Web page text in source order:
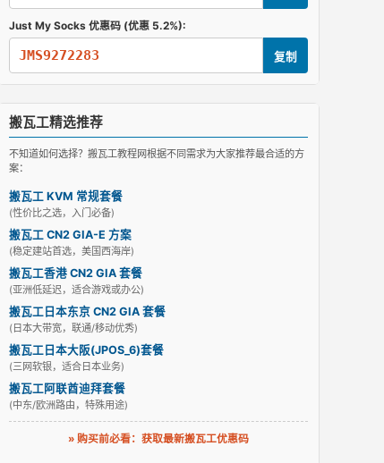
Just My Socks 优惠码 (优惠 5.2%):
JMS9272283 复制
搬瓦工精选推荐
不知道如何选择？搬瓦工教程网根据不同需求为大家推荐最合适的方
案：
搬瓦工 KVM 常规套餐
(性价比之选，入门必备)
搬瓦工 CN2 GIA-E 方案
(稳定建站首选，美国西海岸)
搬瓦工香港 CN2 GIA 套餐
(亚洲低延迟，适合游戏或办公)
搬瓦工日本东京 CN2 GIA 套餐
(日本大带宽，联通/移动优秀)
搬瓦工日本大阪(JPOS_6)套餐
(三网软银，适合日本业务)
搬瓦工阿联酋迪拜套餐
(中东/欧洲路由，特殊用途)
» 购买前必看：获取最新搬瓦工优惠码